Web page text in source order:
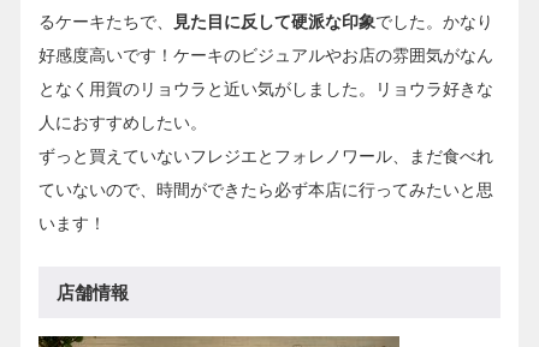
るケーキたちで、
見た目に反して硬派な印象でした。かなり
好感度高いです！ケーキのビジュアルやお店の雰囲気がなん
となく用賀のリョウラと近い気がしました。リョウラ好きな
人におすすめしたい。
ずっと買えていないフレジエとフォレノワール、まだ食べれ
ていないので、時間ができたら必ず本店に行ってみたいと思
います！
店舗情報